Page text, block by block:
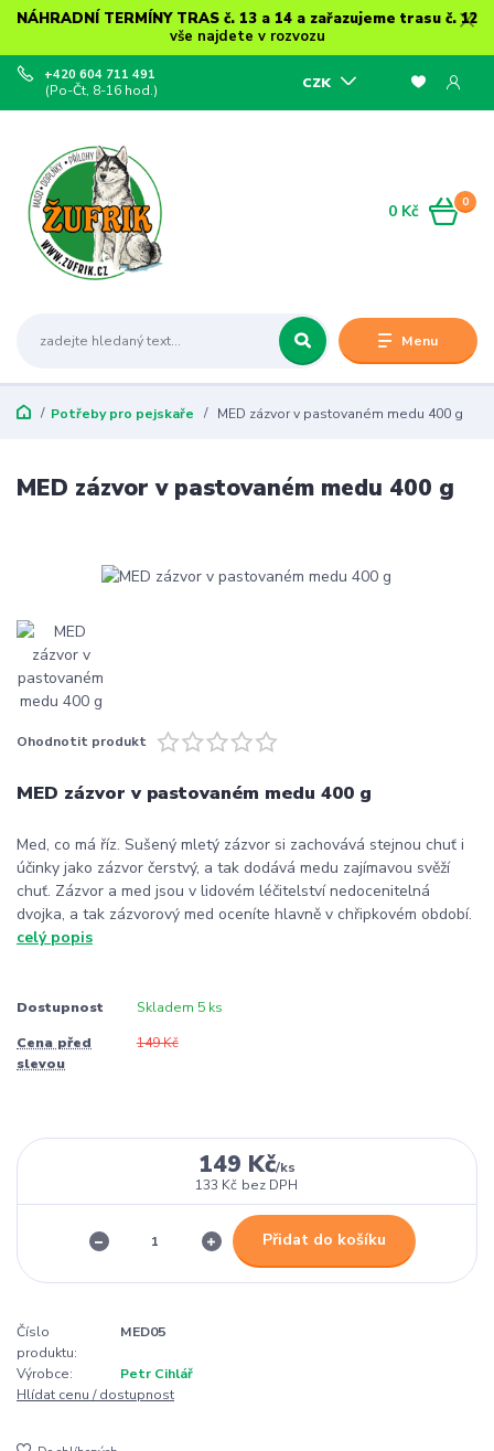
NÁHRADNÍ TERMÍNY TRAS č. 13 a 14 a zařazujeme trasu č. 12
vše najdete v rozvozu
Menu
CZK
+420 604 711 491
(Po-Čt, 8-16 hod.)
0
0 Kč
Potřeby pro pejskaře MED zázvor v pastovaném medu 400 g
MED zázvor v pastovaném medu 400 g
Ohodnotit produkt
MED zázvor v pastovaném medu 400 g
Med, co má říz. Sušený mletý zázvor si zachovává stejnou chuť i
účinky jako zázvor čerstvý, a tak dodává medu zajímavou svěží
chuť. Zázvor a med jsou v lidovém léčitelství nedocenitelná
dvojka, a tak zázvorový med oceníte hlavně v chřipkovém období.
celý popis
Dostupnost Skladem 5 ks
Cena před
slevou
149 Kč
149 Kč/ks
133 Kč bez DPH
Přidat do košíku
Číslo
produktu:
MED05
Výrobce:
Petr Cihlář
Hlídat cenu / dostupnost